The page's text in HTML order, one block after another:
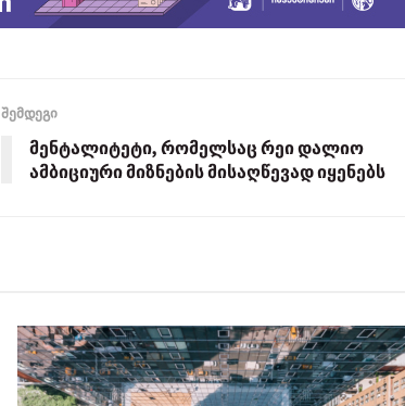
შემდეგი
მენტალიტეტი, რომელსაც რეი დალიო
ამბიციური მიზნების მისაღწევად იყენებს